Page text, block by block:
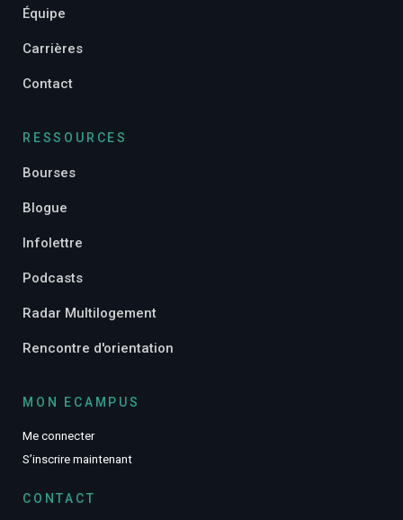
Équipe
Carrières
Contact
RESSOURCES
Bourses
Blogue
Infolettre
Podcasts
Radar Multilogement
Rencontre d'orientation
MON ECAMPUS
Me connecter
S’inscrire maintenant
CONTACT